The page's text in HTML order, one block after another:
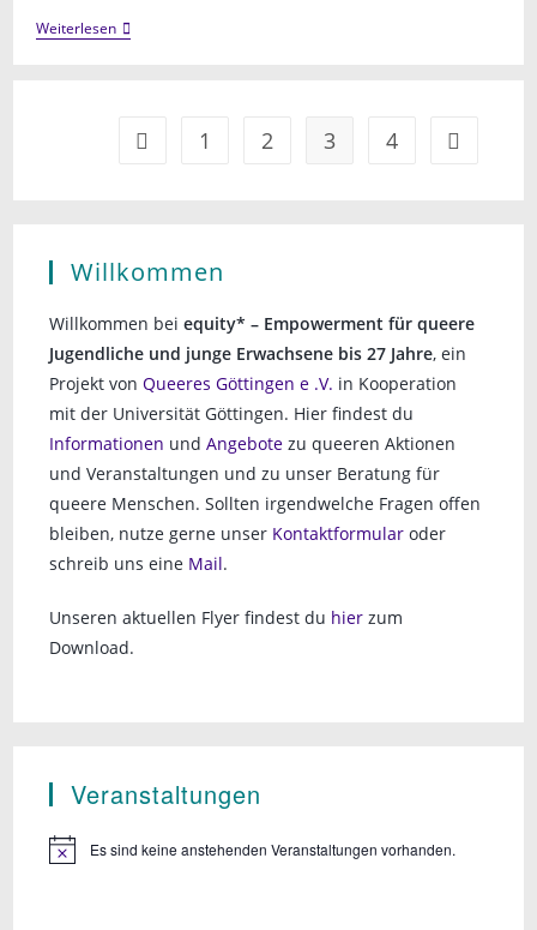
WeiterlesenOffene
Beratung
Gehe zur vorherigen Seite
1 2 3 4 Gehe zur
Willkommen
Willkommen beiequity* – Empowerment für queere
Jugendliche und junge Erwachsene bis 27 Jahre, ein
Projekt vonQueeres Göttingen e .V. in Kooperation
mit der Universität Göttingen. Hier findest du
Informationen undAngebote zu queeren Aktionen
und Veranstaltungen und zu unser Beratung für
queere Menschen. Sollten irgendwelche Fragen offen
bleiben, nutze gerne unser Kontaktformular oder
schreib uns eine Mail.
Unseren aktuellen Flyer findest du hier zum
Download.
Veranstaltungen
Es sind keine anstehenden Veranstaltungen vorhanden.